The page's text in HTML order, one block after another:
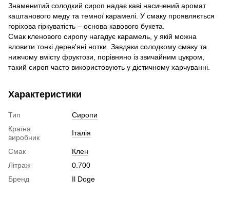
Знаменитий солодкий сироп надає каві насичений аромат
каштанового меду та темної карамелі. У смаку проявляється
горіхова гіркуватість – основа кавового букета.
Смак кленового сиропу нагадує карамель, у якій можна
вловити тонкі дерев'яні нотки. Завдяки солодкому смаку та
нижчому вмісту фруктози, порівняно із звичайним цукром,
такий сироп часто використовують у дієтичному харчуванні.
Характеристики
Тип
Сиропи
Країна
виробник
Італія
Смак
Клен
Літраж
0.700
Бренд
Il Doge